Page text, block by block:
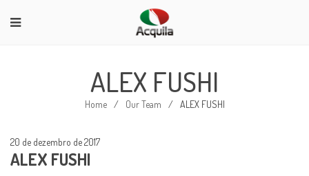
ALEX FUSHI
Home / Our Team / ALEX FUSHI
20 de dezembro de 2017
ALEX FUSHI